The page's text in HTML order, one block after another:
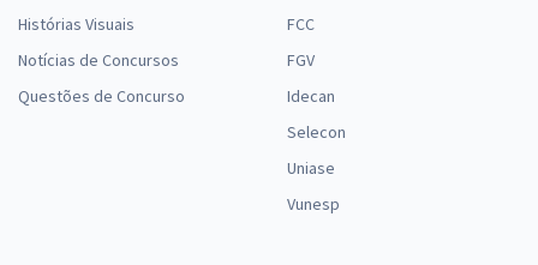
Histórias Visuais
Notícias de Concursos
Questões de Concurso
FCC
FGV
Idecan
Selecon
Uniase
Vunesp